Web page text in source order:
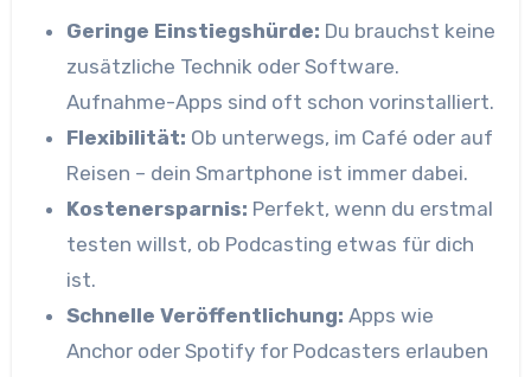
Geringe Einstiegshürde: Du brauchst keine
zusätzliche Technik oder Software.
Aufnahme-Apps sind oft schon vorinstalliert.
Flexibilität: Ob unterwegs, im Café oder auf
Reisen – dein Smartphone ist immer dabei.
Kostenersparnis: Perfekt, wenn du erstmal
testen willst, ob Podcasting etwas für dich
ist.
Schnelle Veröffentlichung: Apps wie
Anchor oder Spotify for Podcasters erlauben